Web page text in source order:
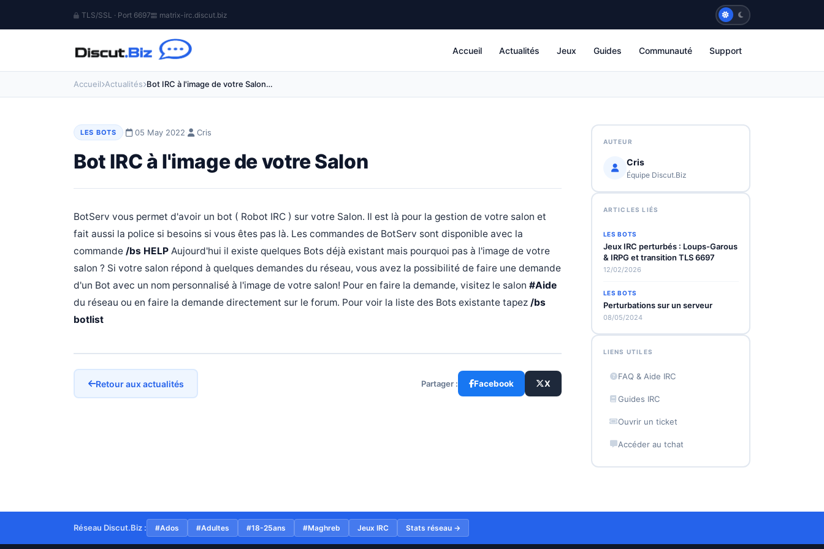
TLS/SSL · Port 6697 matrix-irc.discut.biz
Accueil Actualités Jeux Guides Communauté Support
Accueil Actualités Bot IRC à l'image de votre Salon…
LES BOTS · 05 May 2022 Cris
Bot IRC à l'image de votre Salon
BotServ vous permet d'avoir un bot ( Robot IRC ) sur votre Salon. Il est là pour la gestion de votre salon et
fait aussi la police si besoins si vous êtes pas là. Les commandes de BotServ sont disponible avec la
commande /bs HELP Aujourd'hui il existe quelques Bots déjà existant mais pourquoi pas à l'image de votre
salon ? Si votre salon répond à quelques demandes du réseau, vous avez la possibilité de faire une demande
d'un Bot avec un nom personnalisé à l'image de votre salon! Pour en faire la demande, visitez le salon #Aide
du réseau ou en faire la demande directement sur le forum. Pour voir la liste des Bots existante tapez /bs
botlist
Retour aux actualités Partager : Facebook X
AUTEUR
Cris
Équipe Discut.Biz
ARTICLES LIÉS
LES BOTS
Jeux IRC perturbés : Loups-Garous
& IRPG et transition TLS 6697
12/02/2026
LES BOTS
Perturbations sur un serveur
08/05/2024
LIENS UTILES
FAQ & Aide IRC
Guides IRC
Ouvrir un ticket
Accéder au tchat
Réseau Discut.Biz : #Ados #Adultes #18-25ans #Maghreb Jeux IRC Stats réseau →